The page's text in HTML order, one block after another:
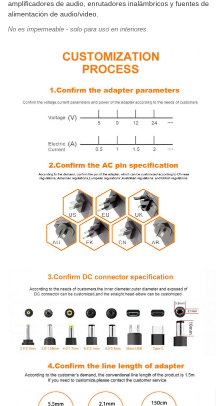
amplificadores de audio, enrutadores inalámbricos y fuentes de
alimentación de audio/video.
No es impermeable - solo para uso en interiores.